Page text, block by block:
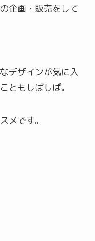
企画・販売をして
デザインが気に入
ともしばしば。
メです。